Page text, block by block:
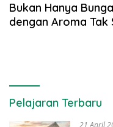
Bukan Hanya
dengan Aroma Tak
Pelajaran Terbaru